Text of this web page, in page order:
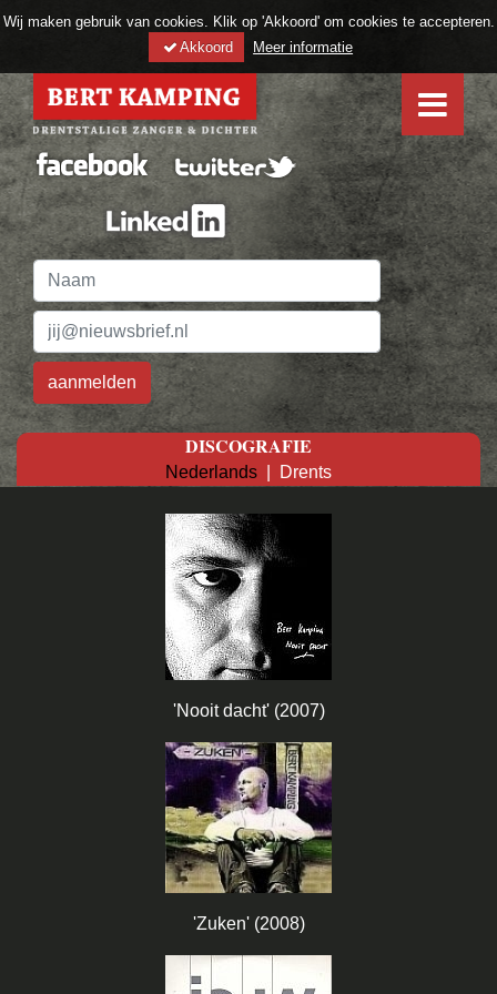
Wij maken gebruik van cookies. Klik op 'Akkoord' om cookies te accepteren.
Akkoord
Meer informatie
DISCOGRAFIE
Nederlands Drents
'Nooit dacht' (2007)
'Zuken' (2008)